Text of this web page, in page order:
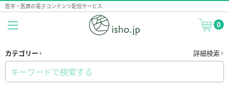
医学・医療の電子コンテンツ配信サービス
0
カテゴリー 詳細検索